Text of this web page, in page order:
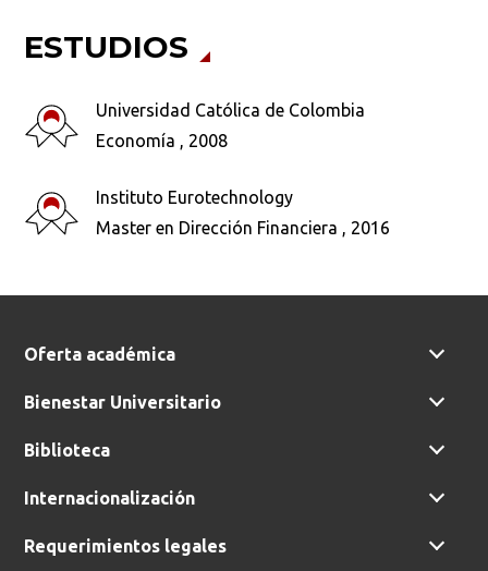
ESTUDIOS
Universidad Católica de Colombia
Economía , 2008
Instituto Eurotechnology
Master en Dirección Financiera , 2016
¿Qué buscas?
Buscar en:
Ordenar por: *
Oferta académica
Bienestar Universitario
Biblioteca
Internacionalización
Requerimientos legales